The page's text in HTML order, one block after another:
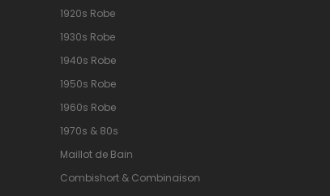
1920s Robe
1930s Robe
1940s Robe
1950s Robe
1960s Robe
1970s & 80s
Maillot de Bain
Combishort & Combinaison